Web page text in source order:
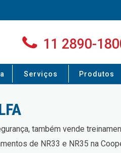
11 2890-
Serviços Produtos
também vende
de NR33 e NR35 na